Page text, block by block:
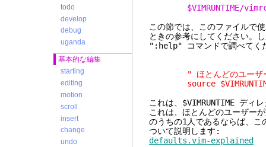
todo
develop
debug
uganda
基本的な編集
starting
editing
motion
scroll
insert
change
undo
$VIMRUNTIME/
この節では、このファイルで
ときの参考にしてください。
":help" コマンドで調べてく
" ほとんどのユーザーが
source
これは、$VIMRUNTIME デ
これは、ほとんどのユーザー
のうちの1人であるならば、こ
ついて説明します:
defaults.vim-explained